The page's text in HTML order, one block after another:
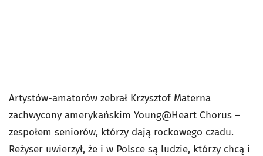
Artystów-amatorów zebrał Krzysztof Materna
zachwycony amerykańskim Young@Heart Chorus –
zespołem seniorów, którzy dają rockowego czadu.
Reżyser uwierzył, że i w Polsce są ludzie, którzy chcą i